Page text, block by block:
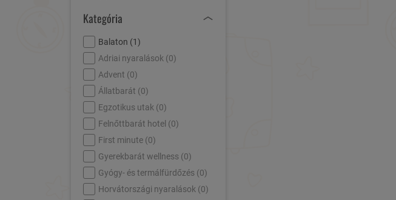
Kategória
Balaton (1)
Adriai nyaralások (0)
Advent (0)
Állatbarát (0)
Egzotikus utak (0)
Felnőttbarát hotel (0)
First minute (0)
Gyerekbarát wellness (0)
Gyógy- és termálfürdőzés (0)
Horvátországi nyaralások (0)